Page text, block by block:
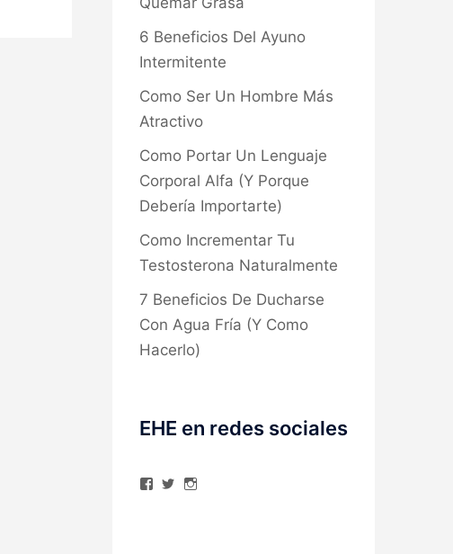
6 Beneficios Del Ayuno
Intermitente
Como Ser Un Hombre Más
Atractivo
Como Portar Un Lenguaje
Corporal Alfa (Y Porque
Debería Importarte)
Como Incrementar Tu
Testosterona Naturalmente
7 Beneficios De Ducharse
Con Agua Fría (Y Como
Hacerlo)
EHE en redes sociales
Ver
VerVer